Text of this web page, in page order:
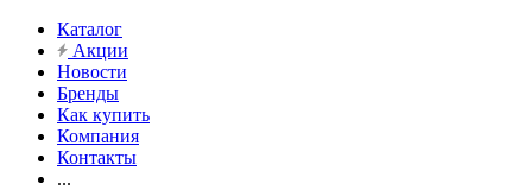
Каталог
Акции
Новости
Бренды
Как купить
Компания
Контакты
...